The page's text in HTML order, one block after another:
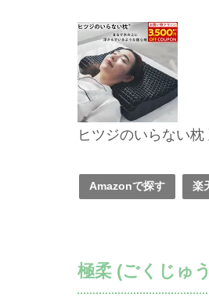
ヒツジのいらない枕
Amazonで探す 楽
極柔 (ごくじゅ